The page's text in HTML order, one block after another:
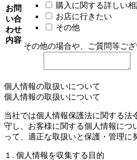
お問
い合
わせ
内容
購入に関する詳しい
お店に行きたい
その他
その他の場合や、ご質問等ご
個人情報の取扱いについて
個人情報の取扱いについて
当社では個人情報保護法に関する法
守し、お客様に関する個人情報につ
って、適正な取扱いと保護・管理に
１. 個人情報を収集する目的